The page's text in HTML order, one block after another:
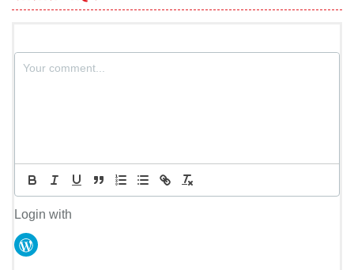
Login with